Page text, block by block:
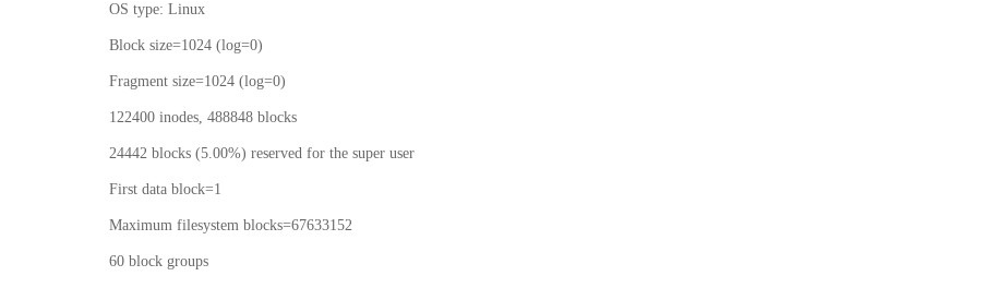
OS type: Linux
Block size=1024 (log=0)
Fragment size=1024 (log=0)
122400 inodes, 488848 blocks
24442 blocks (5.00%) reserved for the super user
First data block=1
Maximum filesystem blocks=67633152
60 block groups